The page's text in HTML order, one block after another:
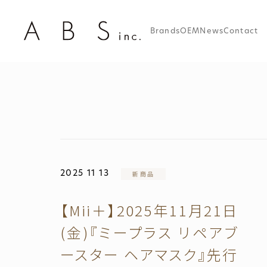
BrandsOEM NewsContact
2025 11 13 新商品
【Mii＋】2025年11月21日
(金)『ミープラス リペアブ
ースター ヘアマスク』先行